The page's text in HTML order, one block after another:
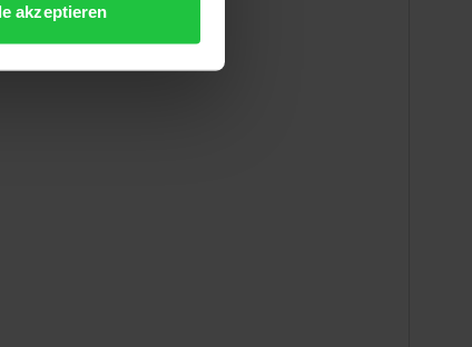
akzeptieren